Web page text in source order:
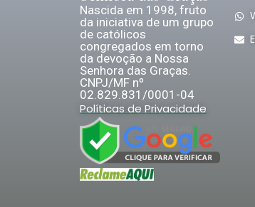
Nascida em 1998, fruto
da iniciativa de um grupo
de católicos
congregados em torno
da devoção a Nossa
Senhora das Graças.
CNPJ/MF nº
02.829.831/0001-04
Políticas de Privacidade